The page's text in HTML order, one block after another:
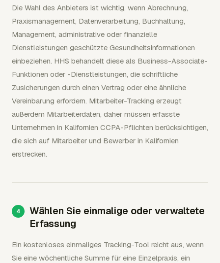
Die Wahl des Anbieters ist wichtig, wenn Abrechnung,
Praxismanagement, Datenverarbeitung, Buchhaltung,
Management, administrative oder finanzielle
Dienstleistungen geschützte Gesundheitsinformationen
einbeziehen. HHS behandelt diese als Business-Associate-
Funktionen oder -Dienstleistungen, die schriftliche
Zusicherungen durch einen Vertrag oder eine ähnliche
Vereinbarung erfordern. Mitarbeiter-Tracking erzeugt
außerdem Mitarbeiterdaten, daher müssen erfasste
Unternehmen in Kalifornien CCPA-Pflichten berücksichtigen,
die sich auf Mitarbeiter und Bewerber in Kalifornien
erstrecken.
Wählen Sie einmalige oder verwaltete
Erfassung
Ein kostenloses einmaliges Tracking-Tool reicht aus, wenn
Sie eine wöchentliche Summe für eine Einzelpraxis, ein